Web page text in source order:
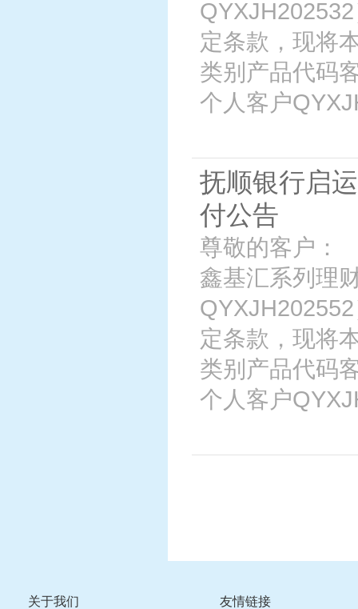
定条款，现将
类别产品代码
个人客户
抚顺银行启
付公告
尊敬的客户：
鑫基汇系列理
定条款，现将
类别产品代码
个人客户
关于我们 友情链接